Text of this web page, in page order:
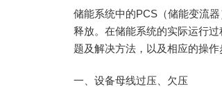
储能系统中的PCS（储能变流
释放。在储能系统的实际运行
题及解决方法，以及相应的操作
一、设备母线过压、欠压